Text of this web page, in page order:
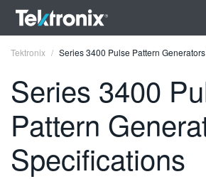
ENGLISH
FRANÇAIS
Tektronix Series 3400 Pulse Pattern
Series 3400
Pattern
Specifications